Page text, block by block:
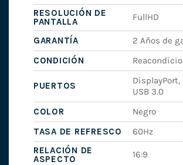
RESOLUCIÓN DE
PANTALLA
FullHD
GARANTÍA
2 Años de
CONDICIÓN
PUERTOS
DisplayPort,
USB 3.0
COLOR
Negro
TASA DE REFRESCO
60Hz
RELACIÓN DE
ASPECTO
16:9